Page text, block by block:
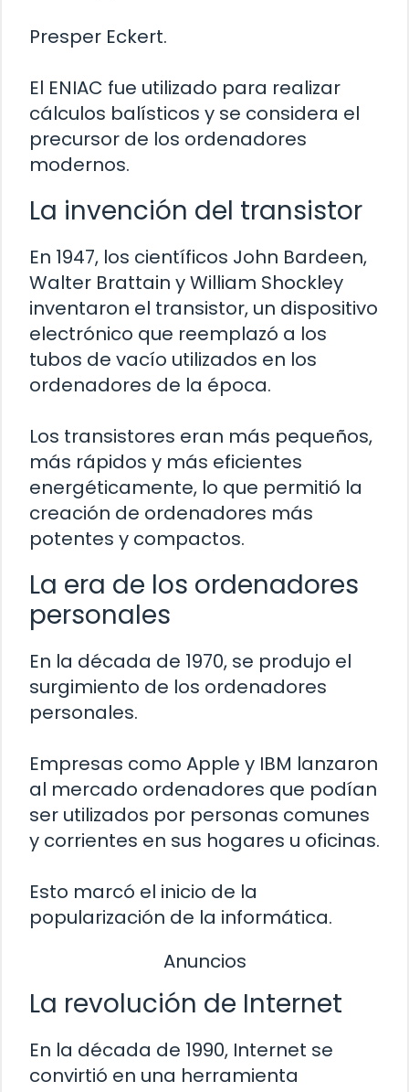
Presper Eckert.
El ENIAC fue utilizado para realizar
cálculos balísticos y se considera el
precursor de los ordenadores
modernos.
La invención del transistor
En 1947, los científicos John Bardeen,
Walter Brattain y William Shockley
inventaron el transistor, un dispositivo
electrónico que reemplazó a los
tubos de vacío utilizados en los
ordenadores de la época.
Los transistores eran más pequeños,
más rápidos y más eficientes
energéticamente, lo que permitió la
creación de ordenadores más
potentes y compactos.
La era de los ordenadores
personales
En la década de 1970, se produjo el
surgimiento de los ordenadores
personales.
Empresas como Apple y IBM lanzaron
al mercado ordenadores que podían
ser utilizados por personas comunes
y corrientes en sus hogares u oficinas.
Esto marcó el inicio de la
popularización de la informática.
Anuncios
La revolución de Internet
En la década de 1990, Internet se
convirtió en una herramienta